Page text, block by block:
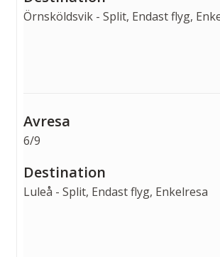
Örnsköldsvik - Split, Endast flyg,
6/9
Luleå - Split, Endast flyg, Enkelresa